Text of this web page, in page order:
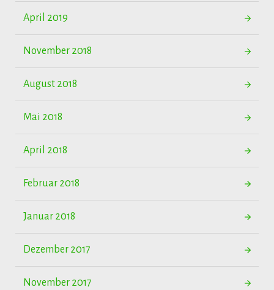
April 2019
November 2018
August 2018
Mai 2018
April 2018
Februar 2018
Januar 2018
Dezember 2017
November 2017